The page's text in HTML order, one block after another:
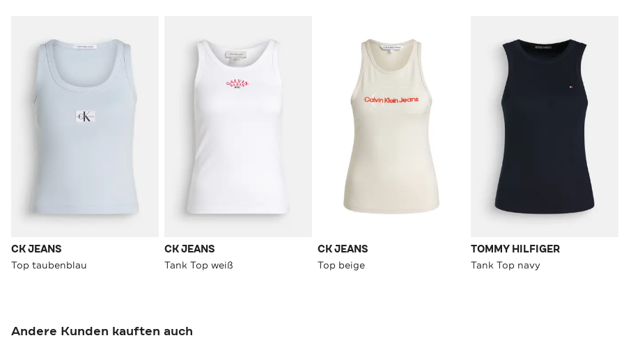
CK JEANS
Top taubenblau
CK JEANS
Tank Top weiß
CK JEANS
Top beige
TOMMY HILFIGER
Tank Top navy
Andere Kunden kauften auch